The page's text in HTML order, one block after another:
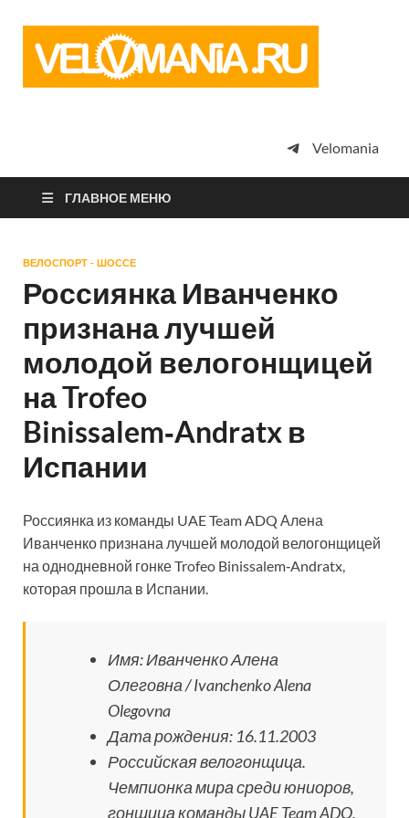
просто
Velomania
ГЛАВНОЕ МЕНЮ
ВЕЛОСПОРТ - ШОССЕ
Россиянка Иванченко
признана лучшей
молодой велогонщицей
на Trofeo
Binissalem‑Andratx в
Испании
Россиянка из команды UAE Team ADQ Алена
Иванченко признана лучшей молодой велогонщицей
на однодневной гонке Trofeo Binissalem‑Andratx,
которая прошла в Испании.
Имя: Иванченко Алена
Олеговна / Ivanchenko Alena
Olegovna
Дата рождения: 16.11.2003
Российская велогонщица.
Чемпионка мира среди юниоров,
гонщица команды UAE Team ADQ,